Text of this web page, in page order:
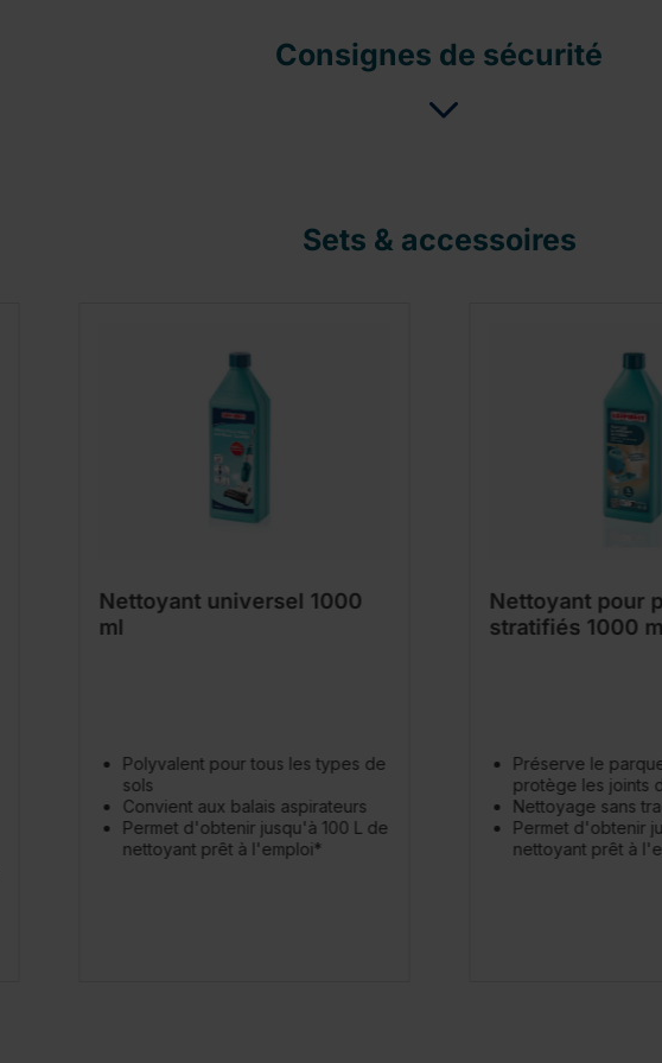
Consignes de sécurité
Sets & accessoires
Nettoyant universel 1000
ml
Polyvalent pour tous les types de
sols
Convient aux balais aspirateurs
Permet d'obtenir jusqu'à 100 L de
nettoyant prêt à l'emploi*
Nettoyant pour
stratifiés 1000
Préserve le
protège les joints
Nettoyage sans
Permet d'obtenir
nettoyant prêt à